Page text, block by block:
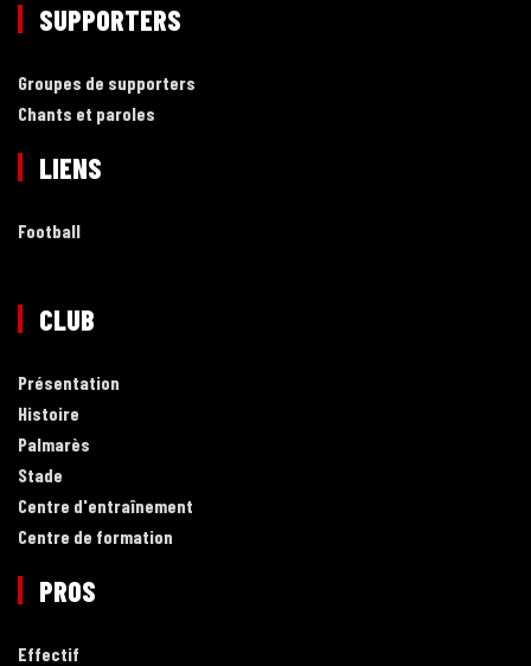
SUPPORTERS
Groupes de supporters
Chants et paroles
LIENS
Football
CLUB
Présentation
Histoire
Palmarès
Stade
Centre d'entraînement
Centre de formation
PROS
Effectif